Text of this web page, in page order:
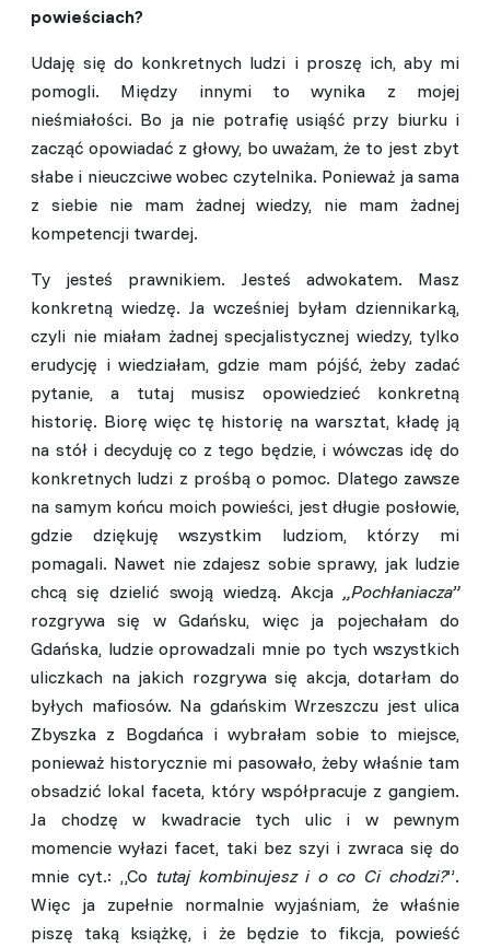
powieściach?
Udaję się do konkretnych ludzi i proszę ich, aby mi
pomogli. Między innymi to wynika z mojej
nieśmiałości. Bo ja nie potrafię usiąść przy biurku i
zacząć opowiadać z głowy, bo uważam, że to jest zbyt
słabe i nieuczciwe wobec czytelnika. Ponieważ ja sama
z siebie nie mam żadnej wiedzy, nie mam żadnej
kompetencji twardej.
Ty jesteś prawnikiem. Jesteś adwokatem. Masz
konkretną wiedzę. Ja wcześniej byłam dziennikarką,
czyli nie miałam żadnej specjalistycznej wiedzy, tylko
erudycję i wiedziałam, gdzie mam pójść, żeby zadać
pytanie, a tutaj musisz opowiedzieć konkretną
historię. Biorę więc tę historię na warsztat, kładę ją
na stół i decyduję co z tego będzie, i wówczas idę do
konkretnych ludzi z prośbą o pomoc. Dlatego zawsze
na samym końcu moich powieści, jest długie posłowie,
gdzie dziękuję wszystkim ludziom, którzy mi
pomagali. Nawet nie zdajesz sobie sprawy, jak ludzie
chcą się dzielić swoją wiedzą. Akcja „Pochłaniacza”
rozgrywa się w Gdańsku, więc ja pojechałam do
Gdańska, ludzie oprowadzali mnie po tych wszystkich
uliczkach na jakich rozgrywa się akcja, dotarłam do
byłych mafiosów. Na gdańskim Wrzeszczu jest ulica
Zbyszka z Bogdańca i wybrałam sobie to miejsce,
ponieważ historycznie mi pasowało, żeby właśnie tam
obsadzić lokal faceta, który współpracuje z gangiem.
Ja chodzę w kwadracie tych ulic i w pewnym
momencie wyłazi facet, taki bez szyi i zwraca się do
mnie cyt.: „Co tutaj kombinujesz i o co Ci chodzi?”.
Więc ja zupełnie normalnie wyjaśniam, że właśnie
piszę taką książkę, i że będzie to fikcja, powieść